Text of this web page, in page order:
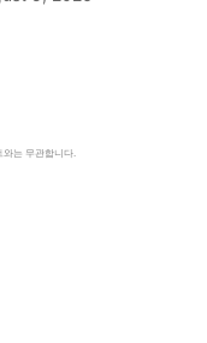
는 무관합니다.